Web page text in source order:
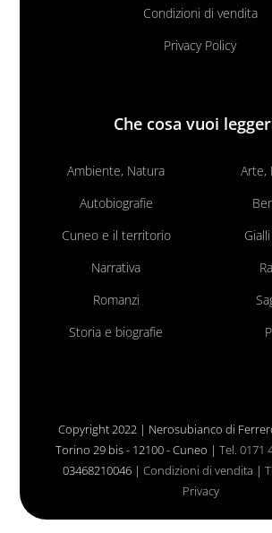
Condizioni di vendita
Privacy Policy
Che cosa vuoi
Ambiente, Natura
Arte,
Autobiografie
Cuneo e il territorio
Narrativa
Romanzi
Storia e biografie
Copyright 2022 | Nerosubianco di
Torino 29 bis - 12100 - Cuneo | Tel. 0171
03468210046 | Condizioni di vendita |
Privacy